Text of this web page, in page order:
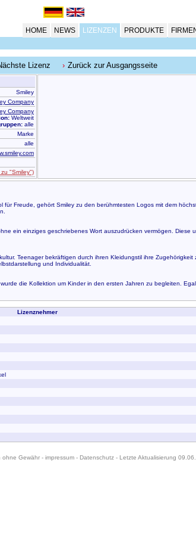
HOME NEWS LIZENZEN PRODUKTE
Lizenz Zurück zur Ausgangsseite
Smiley
Company
Company
Weltweit
alle
Marke
alle
"Smiley")
Freude, gehört Smiley zu den berühmtesten Logos mit dem
ein einziges geschriebenes Wort auszudrücken vermögen.
Teenager bekräftigen durch ihren Kleidungstil ihre
und Individualität.
die Kollektion um Kinder in den ersten Jahren zu begleiten.
Lizenznehmer
ohne Gewähr - impressum- Datenschutz- Letzte Aktualisierung